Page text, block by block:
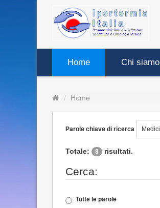
Home Chi siamo
Home
Parole chiave di ricerca
Totale: 8 risultati.
Cerca:
Tutte le parole